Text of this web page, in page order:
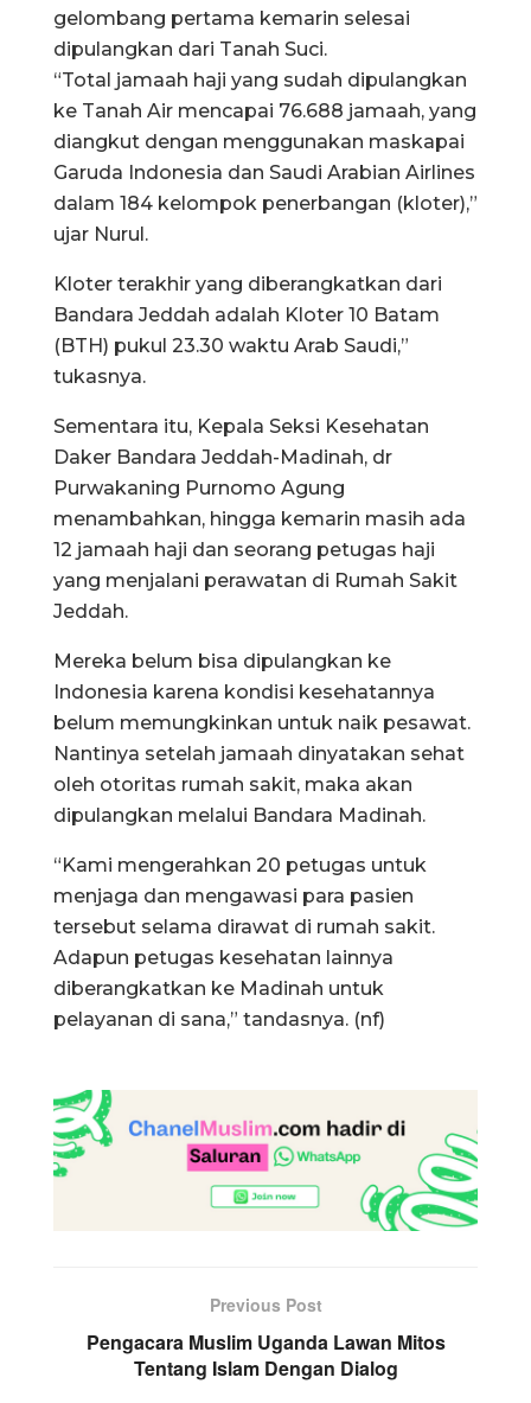
gelombang pertama kemarin selesai
dipulangkan dari Tanah Suci.
“Total jamaah haji yang sudah dipulangkan
ke Tanah Air mencapai 76.688 jamaah, yang
diangkut dengan menggunakan maskapai
Garuda Indonesia dan Saudi Arabian Airlines
dalam 184 kelompok penerbangan (kloter),”
ujar Nurul.
Kloter terakhir yang diberangkatkan dari
Bandara Jeddah adalah Kloter 10 Batam
(BTH) pukul 23.30 waktu Arab Saudi,”
tukasnya.
Sementara itu, Kepala Seksi Kesehatan
Daker Bandara Jeddah-Madinah, dr
Purwakaning Purnomo Agung
menambahkan, hingga kemarin masih ada
12 jamaah haji dan seorang petugas haji
yang menjalani perawatan di Rumah Sakit
Jeddah.
Mereka belum bisa dipulangkan ke
Indonesia karena kondisi kesehatannya
belum memungkinkan untuk naik pesawat.
Nantinya setelah jamaah dinyatakan sehat
oleh otoritas rumah sakit, maka akan
dipulangkan melalui Bandara Madinah.
“Kami mengerahkan 20 petugas untuk
menjaga dan mengawasi para pasien
tersebut selama dirawat di rumah sakit.
Adapun petugas kesehatan lainnya
diberangkatkan ke Madinah untuk
pelayanan di sana,” tandasnya. (nf)
Previous Post
Pengacara Muslim Uganda Lawan Mitos
Tentang Islam Dengan Dialog